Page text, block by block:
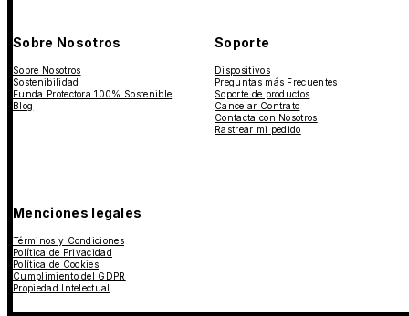
Sobre Nosotros
Sobre Nosotros
Sostenibilidad
Funda Protectora 100% Sostenible
Blog
Soporte
Dispositivos
Preguntas más Frecuentes
Soporte de productos
Cancelar Contrato
Contacta con Nosotros
Rastrear mi pedido
Menciones legales
Términos y Condiciones
Política de Privacidad
Política de Cookies
Cumplimiento del GDPR
Propiedad Intelectual